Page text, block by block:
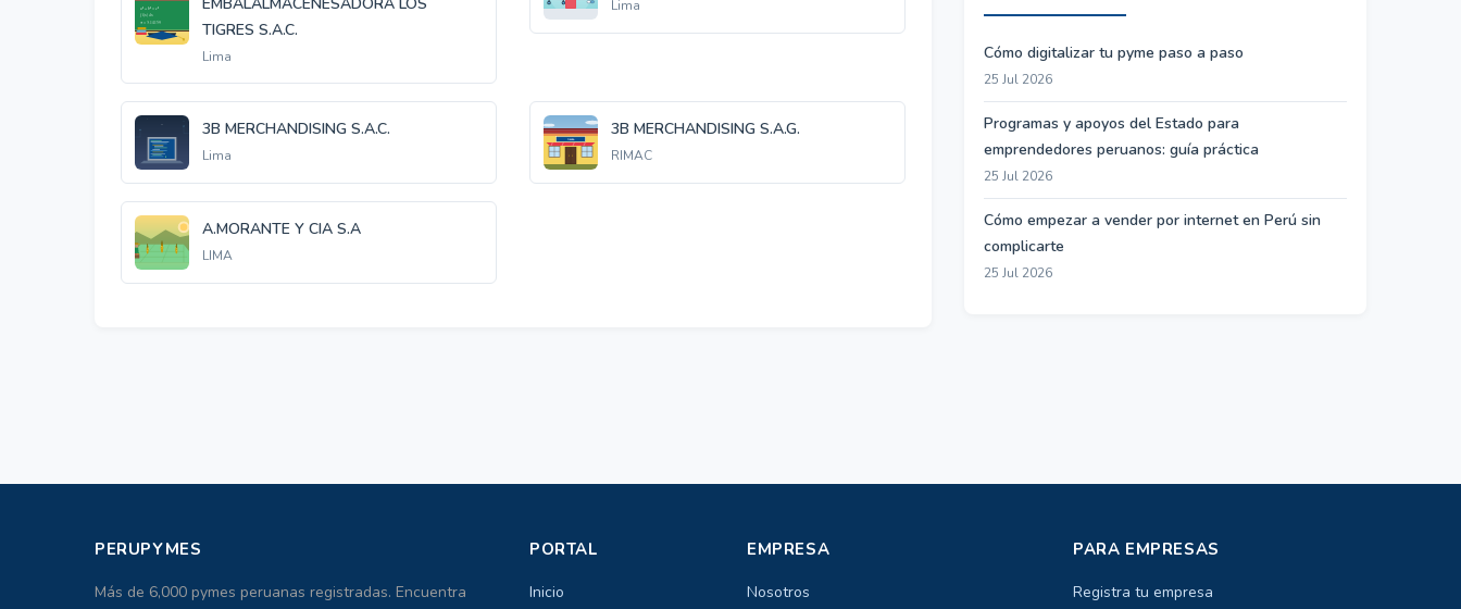
TIGRES S.A.C.
Lima
Lima
3B MERCHANDISING S.A.C.
Lima
3B MERCHANDISING S.A.G.
RIMAC
A.MORANTE Y CIA S.A
LIMA
Cómo digitalizar tu pyme paso a paso
25 Jul 2026
Programas y apoyos del Estado para
emprendedores peruanos: guía práctica
25 Jul 2026
Cómo empezar a vender por internet en Perú sin
complicarte
25 Jul 2026
PERUPYMES
Más de 6,000 pymes peruanas registradas. Encuentra
PORTAL
Inicio
EMPRESA
Nosotros
PARA EMPRESAS
Registra tu empresa